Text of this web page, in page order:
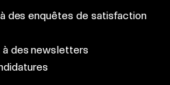
des enquêtes de satisfaction
des newsletters